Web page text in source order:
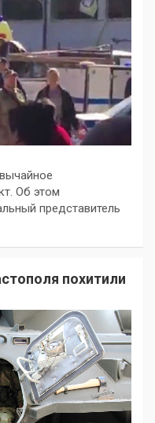
Об этом
представитель
похитили